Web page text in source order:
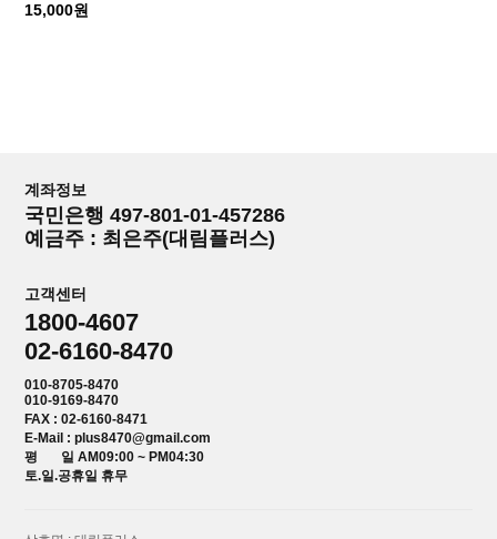
15,000원
계좌정보
국민은행 497-801-01-457286
예금주 : 최은주(대림플러스)
고객센터
1800-4607
02-6160-8470
010-8705-8470
010-9169-8470
FAX : 02-6160-8471
E-Mail : plus8470@gmail.com
평 일 AM09:00 ~ PM04:30
토.일.공휴일 휴무